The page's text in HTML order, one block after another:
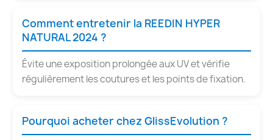
Comment entretenir la REEDIN HYPER
NATURAL 2024 ?
Évite une exposition prolongée aux UV et vérifie
régulièrement les coutures et les points de fixation.
Pourquoi acheter chez GlissEvolution ?